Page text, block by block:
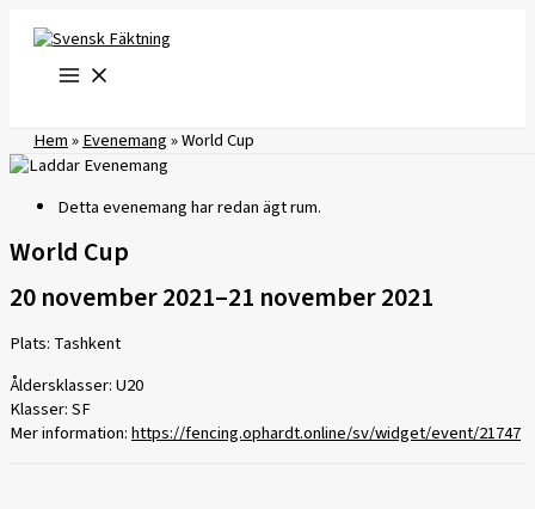
innehåll
Hem»Evenemang»World Cup
Detta evenemang har redan ägt rum.
World Cup
20 november 2021–21 november 2021
Plats: Tashkent
Åldersklasser: U20
Klasser: SF
Mer information:https://fencing.ophardt.online/sv/widget/event/21747